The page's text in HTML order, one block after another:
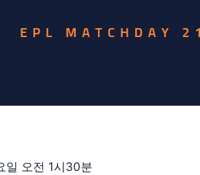
일 오전 1시30분